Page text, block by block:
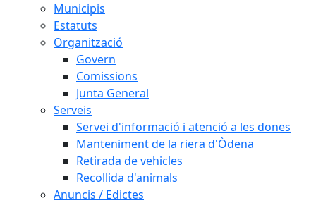
Municipis
Estatuts
Organització
Govern
Comissions
Junta General
Serveis
Servei d'informació i atenció a les dones
Manteniment de la riera d'Òdena
Retirada de vehicles
Recollida d'animals
Anuncis / Edictes